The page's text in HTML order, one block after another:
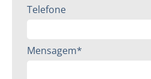
Telefone
Mensagem*